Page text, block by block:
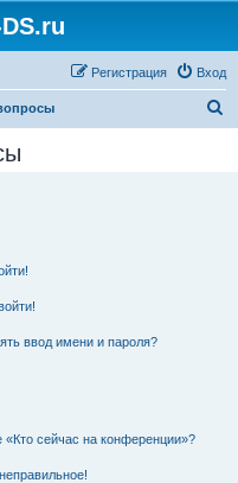
Вход
Регистрация
ввод имени и пароля?
«Кто сейчас на конференции»?